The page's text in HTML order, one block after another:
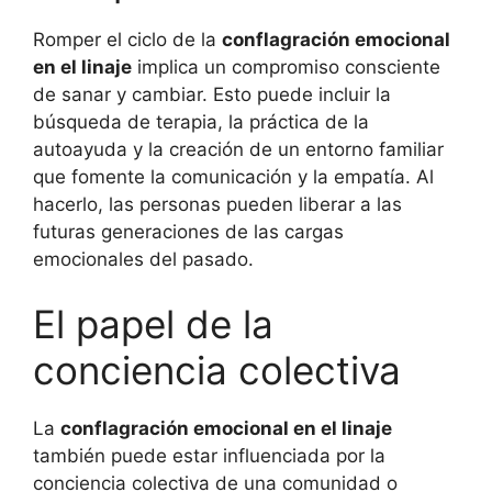
Romper el ciclo de la conflagración emocional
en el linaje implica un compromiso consciente
de sanar y cambiar. Esto puede incluir la
búsqueda de terapia, la práctica de la
autoayuda y la creación de un entorno familiar
que fomente la comunicación y la empatía. Al
hacerlo, las personas pueden liberar a las
futuras generaciones de las cargas
emocionales del pasado.
El papel de la
conciencia colectiva
La conflagración emocional en el linaje
también puede estar influenciada por la
conciencia colectiva de una comunidad o